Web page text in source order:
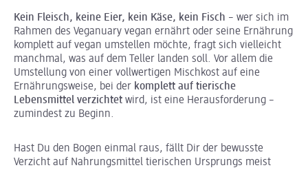
Kein Fleisch, keine Eier, kein Käse, kein Fisch – wer sich im
Rahmen des Veganuary vegan ernährt oder seine Ernährung
komplett auf vegan umstellen möchte, fragt sich vielleicht
manchmal, was auf dem Teller landen soll. Vor allem die
Umstellung von einer vollwertigen Mischkost auf eine
Ernährungsweise, bei der komplett auf tierische
Lebensmittel verzichtet wird, ist eine Herausforderung –
zumindest zu Beginn.
Hast Du den Bogen einmal raus, fällt Dir der bewusste
Verzicht auf Nahrungsmittel tierischen Ursprungs meist